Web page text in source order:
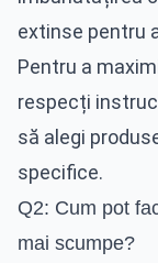
extinse pentru
Pentru a
respecți
să alegi
specifice.
Q2: Cum pot
mai scumpe?